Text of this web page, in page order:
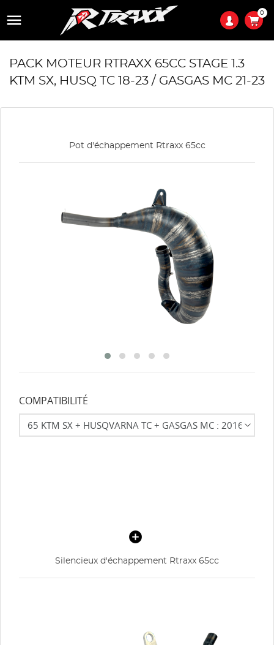
 0
PACK MOTEUR RTRAXX 65CC STAGE 1.3
KTM SX, HUSQ TC 18-23 / GASGAS MC 21-23
Pot d'échappement Rtraxx 65cc
COMPATIBILITÉ
Silencieux d'échappement Rtraxx 65cc